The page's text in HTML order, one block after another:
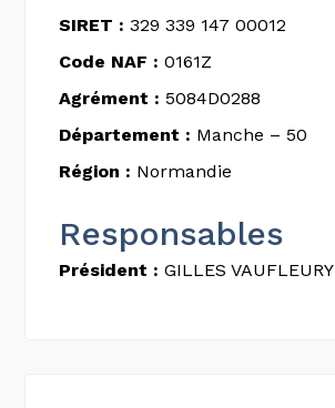
SIRET : 329 339 147 00012
Code NAF : 0161Z
Agrément : 5084D0288
Département : Manche – 50
Région : Normandie
Responsables
Président : GILLES VAUFLEURY